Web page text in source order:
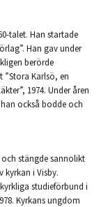
talet. Han startade
Han gav under
berörde
Karlsö, en
1974. Under åren
han också bodde och
och stängde sannolikt
i Visby.
studieförbund i
Kyrkans ungdom